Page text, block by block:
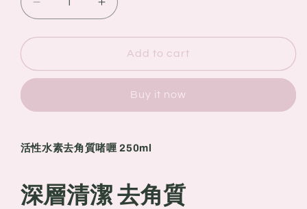
Decrease
quantity
for
本
水
角
Increase
quantity
for
本
Curel
水
角
Add to cart
Buy it now
活性水素去角質啫喱 250ml
深層清潔 去角質